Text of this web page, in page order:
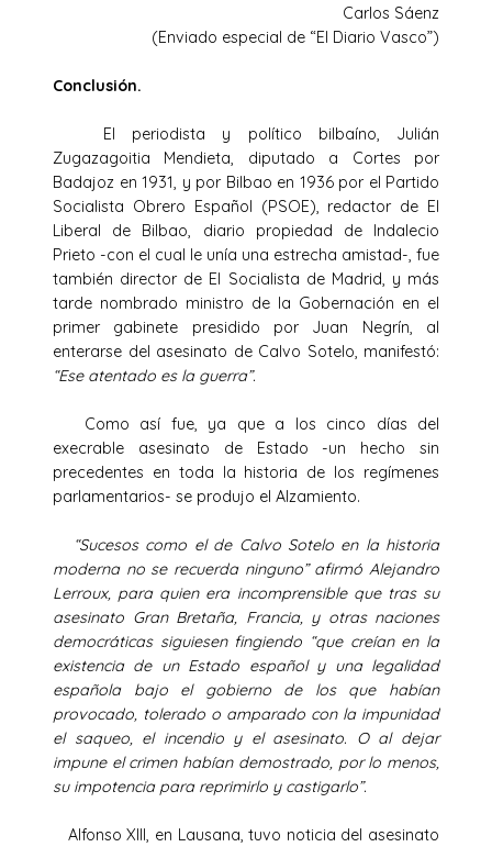
Carlos Sáenz
(Enviado especial de “El Diario Vasco”)
Conclusión.
El periodista y político bilbaíno, Julián
Zugazagoitia Mendieta, diputado a Cortes por
Badajoz en 1931, y por Bilbao en 1936 por el Partido
Socialista Obrero Español (PSOE), redactor de El
Liberal de Bilbao, diario propiedad de Indalecio
Prieto -con el cual le unía una estrecha amistad-, fue
también director de El Socialista de Madrid, y más
tarde nombrado ministro de la Gobernación en el
primer gabinete presidido por Juan Negrín, al
enterarse del asesinato de Calvo Sotelo, manifestó:
“Ese atentado es la guerra”.
Como así fue, ya que a los cinco días del
execrable asesinato de Estado -un hecho sin
precedentes en toda la historia de los regímenes
parlamentarios- se produjo el Alzamiento.
“Sucesos como el de Calvo Sotelo en la historia
moderna no se recuerda ninguno” afirmó Alejandro
Lerroux, para quien era incomprensible que tras su
asesinato Gran Bretaña, Francia, y otras naciones
democráticas siguiesen fingiendo “que creían en la
existencia de un Estado español y una legalidad
española bajo el gobierno de los que habían
provocado, tolerado o amparado con la impunidad
el saqueo, el incendio y el asesinato. O al dejar
impune el crimen habían demostrado, por lo menos,
su impotencia para reprimirlo y castigarlo”.
Alfonso XIII, en Lausana, tuvo noticia del asesinato